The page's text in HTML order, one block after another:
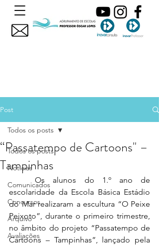
Post
Todos os posts
Noticias
Comunicados
Concursos
Arquivo
Avaliações
Todos os posts
“Passatempo de Cartoons" –
Tampinhas
	Os alunos do 1.º ano de
escolaridade da Escola Básica Estádio
do Mar realizaram a escultura “O Peixe
Peixoto”, durante o primeiro trimestre,
no âmbito do projeto “Passatempo de
Cartoons – Tampinhas”, lançado pela